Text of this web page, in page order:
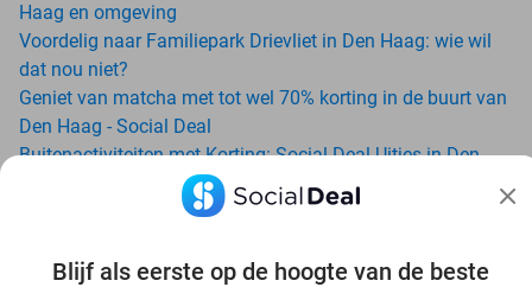
Blijf als eerste op de hoogte van de beste
Haag en omgeving
Voordelig naar Familiepark Drievliet in Den Haag: wie wil
dat nou niet?
Geniet van matcha met tot wel 70% korting in de buurt van
Den Haag - Social Deal
Buitenactiviteiten met Korting: Social Deal Uitjes in Den
Ga voordelig de padelbaan op met Social Deal in de buurt
Geniet van je vakantie in Den Haag in Nederland met